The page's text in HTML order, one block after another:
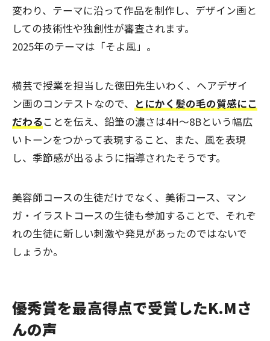
変わり、テーマに沿って作品を制作し、デザイン画と
しての技術性や独創性が審査されます。
2025年のテーマは「そよ風」。
横芸で授業を担当した徳田先生いわく、ヘアデザイ
ン画のコンテストなので、 とにかく髪の毛の質感にこ
だわることを伝え、鉛筆の濃さは4H～8Bという幅広
いトーンをつかって表現すること、また、風を表現
し、季節感が出るように指導されたそうです。
美容師コースの生徒だけでなく、美術コース、マン
ガ・イラストコースの生徒も参加することで、それぞ
れの生徒に新しい刺激や発見があったのではないで
しょうか。
優秀賞を最高得点で受賞したK.Mさ
んの声